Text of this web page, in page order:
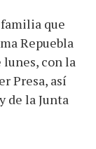
que
Repuebla
con la
Presa, así
de la Junta